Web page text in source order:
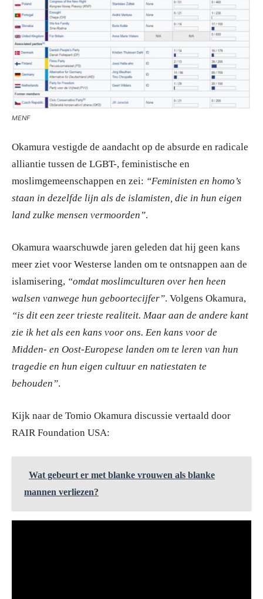
MENF
Okamura vestigde de aandacht op de absurde en radicale
alliantie tussen de LGBT-, feministische en
moslimgemeenschappen en zei: “Feministen en homo’s
staan in dezelfde lijn als de islamisten, die in hun eigen
land zulke mensen vermoorden”.
Okamura waarschuwde jaren geleden dat hij geen kans
meer ziet voor Westerse landen om te ontsnappen aan de
islamisering, “omdat moslimculturen over hen heen
walsen vanwege hun geboortecijfer”. Volgens Okamura,
“is dit een zeer trieste realiteit. Maar aan de andere kant
zie ik het als een kans voor ons. Een kans voor de
Midden- en Oost-Europese landen om te leren van hun
tragedie en hun eigen cultuur en natiestaten te
behouden”.
Kijk naar de Tomio Okamura discussie vertaald door
RAIR Foundation USA:
Wat gebeurt er met blanke vrouwen als blanke
mannen verliezen?